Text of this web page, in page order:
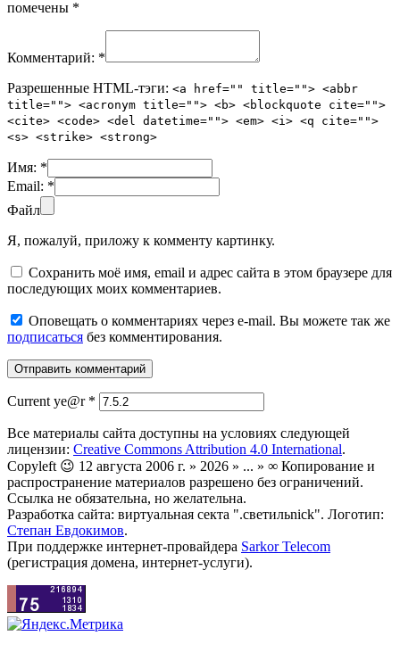
помечены *
Комментарий: *
Разрешенные HTML-тэги: <a href="" title=""> <abbr
title=""> <acronym title=""> <b> <blockquote cite="">
<cite> <code> <del datetime=""> <em> <i> <q cite="">
<s> <strike> <strong>
Имя: *
Email: *
Файл
Я, пожалуй, приложу к комменту картинку.
Сохранить моё имя, email и адрес сайта в этом браузере для
последующих моих комментариев.
Оповещать о комментариях через e-mail. Вы можете так же
подписаться без комментирования.
Current ye@r *
Все материалы сайта доступны на условиях следующей
лицензии: Creative Commons Attribution 4.0 International.
Copyleft 😉 12 августа 2006 г. » 2026 » ... » ∞ Копирование и
распространение материалов разрешено без ограничений.
Ссылка не обязательна, но желательна.
Разработка сайта: виртуальная секта ".светильnick". Логотип:
Степан Евдокимов.
При поддержке интернет-провайдера Sarkor Telecom
(регистрация домена, интернет-услуги).